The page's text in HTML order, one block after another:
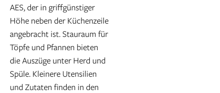
AES, der in griffgünstiger
Höhe neben der Küchenzeile
angebracht ist. Stauraum für
Töpfe und Pfannen bieten
die Auszüge unter Herd und
Spüle. Kleinere Utensilien
und Zutaten finden in den